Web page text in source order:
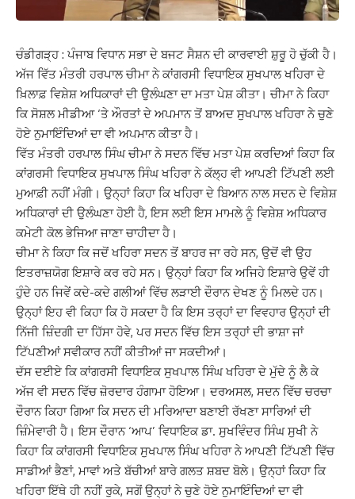
ਚੰਡੀਗੜ੍ਹ : ਪੰਜਾਬ ਵਿਧਾਨ ਸਭਾ ਦੇ ਬਜਟ ਸੈਸ਼ਨ ਦੀ ਕਾਰਵਾਈ ਸ਼ੁਰੂ ਹੋ ਚੁੱਕੀ ਹੈ।
ਅੱਜ ਵਿੱਤ ਮੰਤਰੀ ਹਰਪਾਲ ਚੀਮਾ ਨੇ ਕਾਂਗਰਸੀ ਵਿਧਾਇਕ ਸੁਖਪਾਲ ਖਹਿਰਾ ਦੇ
ਖ਼ਿਲਾਫ਼ ਵਿਸ਼ੇਸ਼ ਅਧਿਕਾਰਾਂ ਦੀ ਉਲੰਘਣਾ ਦਾ ਮਤਾ ਪੇਸ਼ ਕੀਤਾ। ਚੀਮਾ ਨੇ ਕਿਹਾ
ਕਿ ਸੋਸ਼ਲ ਮੀਡੀਆ ‘ਤੇ ਔਰਤਾਂ ਦੇ ਅਪਮਾਨ ਤੋਂ ਬਾਅਦ ਸੁਖਪਾਲ ਖਹਿਰਾ ਨੇ ਚੁਣੇ
ਹੋਏ ਨੁਮਾਇੰਦਿਆਂ ਦਾ ਵੀ ਅਪਮਾਨ ਕੀਤਾ ਹੈ।
ਵਿੱਤ ਮੰਤਰੀ ਹਰਪਾਲ ਸਿੰਘ ਚੀਮਾ ਨੇ ਸਦਨ ਵਿੱਚ ਮਤਾ ਪੇਸ਼ ਕਰਦਿਆਂ ਕਿਹਾ ਕਿ
ਕਾਂਗਰਸੀ ਵਿਧਾਇਕ ਸੁਖਪਾਲ ਸਿੰਘ ਖਹਿਰਾ ਨੇ ਕੱਲ੍ਹ ਵੀ ਆਪਣੀ ਟਿੱਪਣੀ ਲਈ
ਮੁਆਫ਼ੀ ਨਹੀਂ ਮੰਗੀ। ਉਨ੍ਹਾਂ ਕਿਹਾ ਕਿ ਖਹਿਰਾ ਦੇ ਬਿਆਨ ਨਾਲ ਸਦਨ ਦੇ ਵਿਸ਼ੇਸ਼
ਅਧਿਕਾਰਾਂ ਦੀ ਉਲੰਘਣਾ ਹੋਈ ਹੈ, ਇਸ ਲਈ ਇਸ ਮਾਮਲੇ ਨੂੰ ਵਿਸ਼ੇਸ਼ ਅਧਿਕਾਰ
ਕਮੇਟੀ ਕੋਲ ਭੇਜਿਆ ਜਾਣਾ ਚਾਹੀਦਾ ਹੈ।
ਚੀਮਾ ਨੇ ਕਿਹਾ ਕਿ ਜਦੋਂ ਖਹਿਰਾ ਸਦਨ ਤੋਂ ਬਾਹਰ ਜਾ ਰਹੇ ਸਨ, ਉਦੋਂ ਵੀ ਉਹ
ਇਤਰਾਜ਼ਯੋਗ ਇਸ਼ਾਰੇ ਕਰ ਰਹੇ ਸਨ। ਉਨ੍ਹਾਂ ਕਿਹਾ ਕਿ ਅਜਿਹੇ ਇਸ਼ਾਰੇ ਉਵੇਂ ਹੀ
ਹੁੰਦੇ ਹਨ ਜਿਵੇਂ ਕਦੇ-ਕਦੇ ਗਲੀਆਂ ਵਿੱਚ ਲੜਾਈ ਦੌਰਾਨ ਦੇਖਣ ਨੂੰ ਮਿਲਦੇ ਹਨ।
ਉਨ੍ਹਾਂ ਇਹ ਵੀ ਕਿਹਾ ਕਿ ਹੋ ਸਕਦਾ ਹੈ ਕਿ ਇਸ ਤਰ੍ਹਾਂ ਦਾ ਵਿਵਹਾਰ ਉਨ੍ਹਾਂ ਦੀ
ਨਿੱਜੀ ਜ਼ਿੰਦਗੀ ਦਾ ਹਿੱਸਾ ਹੋਵੇ, ਪਰ ਸਦਨ ਵਿੱਚ ਇਸ ਤਰ੍ਹਾਂ ਦੀ ਭਾਸ਼ਾ ਜਾਂ
ਟਿੱਪਣੀਆਂ ਸਵੀਕਾਰ ਨਹੀਂ ਕੀਤੀਆਂ ਜਾ ਸਕਦੀਆਂ।
ਦੱਸ ਦਈਏ ਕਿ ਕਾਂਗਰਸੀ ਵਿਧਾਇਕ ਸੁਖਪਾਲ ਸਿੰਘ ਖਹਿਰਾ ਦੇ ਮੁੱਦੇ ਨੂੰ ਲੈ ਕੇ
ਅੱਜ ਵੀ ਸਦਨ ਵਿੱਚ ਜ਼ੋਰਦਾਰ ਹੰਗਾਮਾ ਹੋਇਆ। ਦਰਅਸਲ, ਸਦਨ ਵਿੱਚ ਚਰਚਾ
ਦੌਰਾਨ ਕਿਹਾ ਗਿਆ ਕਿ ਸਦਨ ਦੀ ਮਰਿਆਦਾ ਬਣਾਈ ਰੱਖਣਾ ਸਾਰਿਆਂ ਦੀ
ਜ਼ਿੰਮੇਵਾਰੀ ਹੈ। ਇਸ ਦੌਰਾਨ ‘ਆਪ’ ਵਿਧਾਇਕ ਡਾ. ਸੁਖਵਿੰਦਰ ਸਿੰਘ ਸੁਖੀ ਨੇ
ਕਿਹਾ ਕਿ ਕਾਂਗਰਸੀ ਵਿਧਾਇਕ ਸੁਖਪਾਲ ਸਿੰਘ ਖਹਿਰਾ ਨੇ ਆਪਣੀ ਟਿੱਪਣੀ ਵਿੱਚ
ਸਾਡੀਆਂ ਭੈਣਾਂ, ਮਾਵਾਂ ਅਤੇ ਬੱਚੀਆਂ ਬਾਰੇ ਗਲਤ ਸ਼ਬਦ ਬੋਲੇ। ਉਨ੍ਹਾਂ ਕਿਹਾ ਕਿ
ਖਹਿਰਾ ਇੱਥੇ ਹੀ ਨਹੀਂ ਰੁਕੇ, ਸਗੋਂ ਉਨ੍ਹਾਂ ਨੇ ਚੁਣੇ ਹੋਏ ਨੁਮਾਇੰਦਿਆਂ ਦਾ ਵੀ